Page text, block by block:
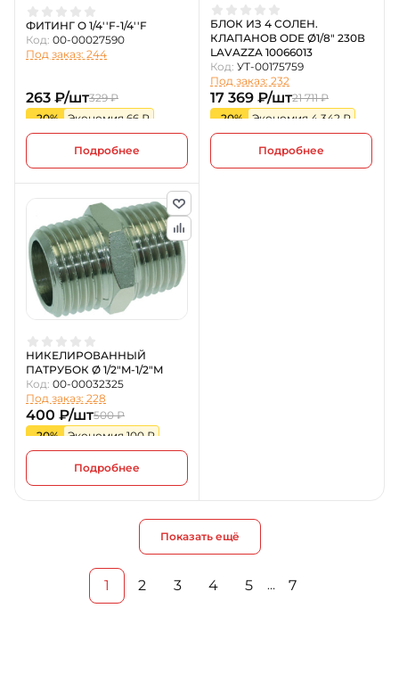
ФИТИНГ O 1/4''F-1/4''F
Код: 00-00027590
Под заказ: 244
263 ₽/шт329 ₽
-20%
Экономия 66 ₽
Подробнее
БЛОК ИЗ 4 СОЛЕН.
КЛАПАНОВ ODE Ø1/8" 230В
LAVAZZA 10066013
Код: УТ-00175759
Под заказ: 232
17 369 ₽/шт21 711 ₽
-20%
Экономия 4 342 ₽
Подробнее
НИКЕЛИРОВАННЫЙ
ПАТРУБОК Ø 1/2"M-1/2"M
Код: 00-00032325
Под заказ: 228
400 ₽/шт500 ₽
-20%
Экономия 100 ₽
Подробнее
Показать ещё
1 2 3 4 5 … 7